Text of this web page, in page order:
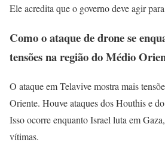
Ele acredita que o governo deve agir
Como o ataque de drone se
tensões na região do Médio
O ataque em Telavive mostra mais
Oriente. Houve ataques dos Houthis e
Isso ocorre enquanto Israel luta em
vítimas.